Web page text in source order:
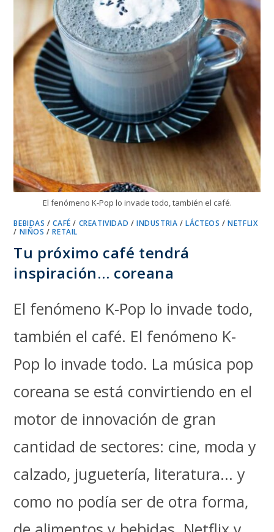
El fenómeno K-Pop lo invade todo, también el café.
BEBIDAS /CAFÉ / CREATIVIDAD /INDUSTRIA /LÁCTEOS /NETFLIX
/ NIÑOS /RETAIL
Tu próximo café tendrá
inspiración… coreana
El fenómeno K-Pop lo invade todo,
también el café. El fenómeno K-
Pop lo invade todo. La música pop
coreana se está convirtiendo en el
motor de innovación de gran
cantidad de sectores: cine, moda y
calzado, juguetería, literatura... y
como no podía ser de otra forma,